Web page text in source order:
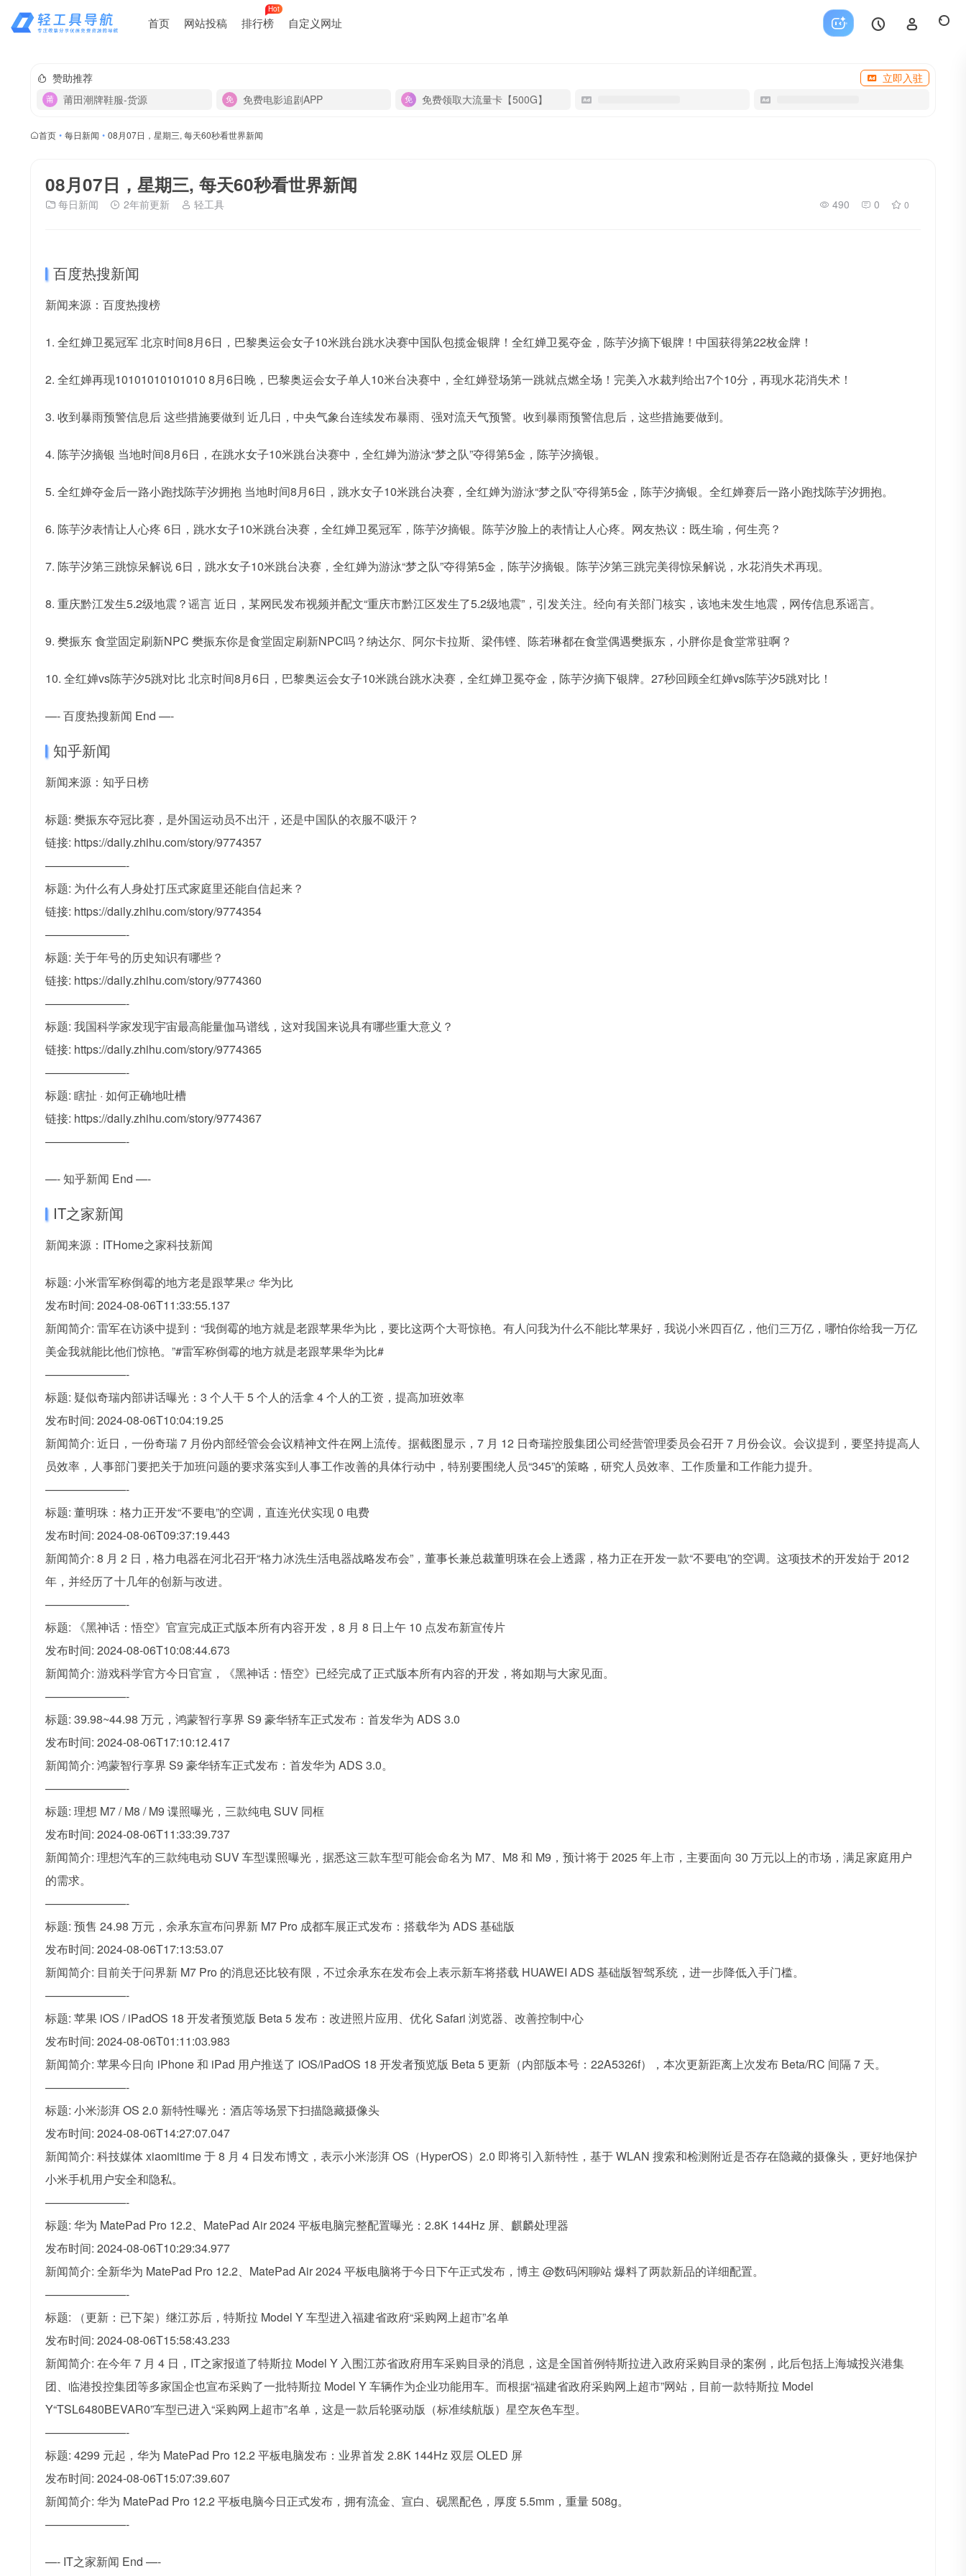
首页 网站投稿 排行榜
Hot
自定义网址
赞助推荐
立即入驻
莆田潮牌鞋服-货源
免费电影追剧APP 免费领取大流量卡【500G】
首页 • 每日新闻 • 08月07日，星期三, 每天60秒看世界新闻
08月07日，星期三, 每天60秒看世界新闻
每日新闻 2年前更新 轻工具 490 0 0
百度热搜新闻
新闻来源：百度热搜榜
1. 全红婵卫冕冠军 北京时间8月6日，巴黎奥运会女子10米跳台跳水决赛中国队包揽金银牌！全红婵卫冕夺金，陈芋汐摘下银牌！中国获得第22枚金牌！
2. 全红婵再现10101010101010 8月6日晚，巴黎奥运会女子单人10米台决赛中，全红婵登场第一跳就点燃全场！完美入水裁判给出7个10分，再现水花消失术！
3. 收到暴雨预警信息后 这些措施要做到 近几日，中央气象台连续发布暴雨、强对流天气预警。收到暴雨预警信息后，这些措施要做到。
4. 陈芋汐摘银 当地时间8月6日，在跳水女子10米跳台决赛中，全红婵为游泳“梦之队”夺得第5金，陈芋汐摘银。
5. 全红婵夺金后一路小跑找陈芋汐拥抱 当地时间8月6日，跳水女子10米跳台决赛，全红婵为游泳“梦之队”夺得第5金，陈芋汐摘银。全红婵赛后一路小跑找陈芋汐拥抱。
6. 陈芋汐表情让人心疼 6日，跳水女子10米跳台决赛，全红婵卫冕冠军，陈芋汐摘银。陈芋汐脸上的表情让人心疼。网友热议：既生瑜，何生亮？
7. 陈芋汐第三跳惊呆解说 6日，跳水女子10米跳台决赛，全红婵为游泳“梦之队”夺得第5金，陈芋汐摘银。陈芋汐第三跳完美得惊呆解说，水花消失术再现。
8. 重庆黔江发生5.2级地震？谣言 近日，某网民发布视频并配文“重庆市黔江区发生了5.2级地震”，引发关注。经向有关部门核实，该地未发生地震，网传信息系谣言。
9. 樊振东 食堂固定刷新NPC 樊振东你是食堂固定刷新NPC吗？纳达尔、阿尔卡拉斯、梁伟铿、陈若琳都在食堂偶遇樊振东，小胖你是食堂常驻啊？
10. 全红婵vs陈芋汐5跳对比 北京时间8月6日，巴黎奥运会女子10米跳台跳水决赛，全红婵卫冕夺金，陈芋汐摘下银牌。27秒回顾全红婵vs陈芋汐5跳对比！
—- 百度热搜新闻 End —-
知乎新闻
新闻来源：知乎日榜
标题: 樊振东夺冠比赛，是外国运动员不出汗，还是中国队的衣服不吸汗？
链接: https://daily.zhihu.com/story/9774357
———————-
标题: 为什么有人身处打压式家庭里还能自信起来？
链接: https://daily.zhihu.com/story/9774354
———————-
标题: 关于年号的历史知识有哪些？
链接: https://daily.zhihu.com/story/9774360
———————-
标题: 我国科学家发现宇宙最高能量伽马谱线，这对我国来说具有哪些重大意义？
链接: https://daily.zhihu.com/story/9774365
———————-
标题: 瞎扯 · 如何正确地吐槽
链接: https://daily.zhihu.com/story/9774367
———————-
—- 知乎新闻 End —-
IT之家新闻
新闻来源：ITHome之家科技新闻
标题: 小米雷军称倒霉的地方老是跟苹果
华为比
发布时间: 2024-08-06T11:33:55.137
新闻简介: 雷军在访谈中提到：“我倒霉的地方就是老跟苹果华为比，要比这两个大哥惊艳。有人问我为什么不能比苹果好，我说小米四百亿，他们三万亿，哪怕你给我一万亿
美金我就能比他们惊艳。”#雷军称倒霉的地方就是老跟苹果华为比#
———————-
标题: 疑似奇瑞内部讲话曝光：3 个人干 5 个人的活拿 4 个人的工资，提高加班效率
发布时间: 2024-08-06T10:04:19.25
新闻简介: 近日，一份奇瑞 7 月份内部经管会会议精神文件在网上流传。据截图显示，7 月 12 日奇瑞控股集团公司经营管理委员会召开 7 月份会议。会议提到，要坚持提高人
员效率，人事部门要把关于加班问题的要求落实到人事工作改善的具体行动中，特别要围绕人员“345”的策略，研究人员效率、工作质量和工作能力提升。
———————-
标题: 董明珠：格力正开发“不要电”的空调，直连光伏实现 0 电费
发布时间: 2024-08-06T09:37:19.443
新闻简介: 8 月 2 日，格力电器在河北召开“格力冰洗生活电器战略发布会”，董事长兼总裁董明珠在会上透露，格力正在开发一款“不要电”的空调。这项技术的开发始于 2012
年，并经历了十几年的创新与改进。
———————-
标题: 《黑神话：悟空》官宣完成正式版本所有内容开发，8 月 8 日上午 10 点发布新宣传片
发布时间: 2024-08-06T10:08:44.673
新闻简介: 游戏科学官方今日官宣，《黑神话：悟空》已经完成了正式版本所有内容的开发，将如期与大家见面。
———————-
标题: 39.98~44.98 万元，鸿蒙智行享界 S9 豪华轿车正式发布：首发华为 ADS 3.0
发布时间: 2024-08-06T17:10:12.417
新闻简介: 鸿蒙智行享界 S9 豪华轿车正式发布：首发华为 ADS 3.0。
———————-
标题: 理想 M7 / M8 / M9 谍照曝光，三款纯电 SUV 同框
发布时间: 2024-08-06T11:33:39.737
新闻简介: 理想汽车的三款纯电动 SUV 车型谍照曝光，据悉这三款车型可能会命名为 M7、M8 和 M9，预计将于 2025 年上市，主要面向 30 万元以上的市场，满足家庭用户
的需求。
———————-
标题: 预售 24.98 万元，余承东宣布问界新 M7 Pro 成都车展正式发布：搭载华为 ADS 基础版
发布时间: 2024-08-06T17:13:53.07
新闻简介: 目前关于问界新 M7 Pro 的消息还比较有限，不过余承东在发布会上表示新车将搭载 HUAWEI ADS 基础版智驾系统，进一步降低入手门槛。
———————-
标题: 苹果 iOS / iPadOS 18 开发者预览版 Beta 5 发布：改进照片应用、优化 Safari 浏览器、改善控制中心
发布时间: 2024-08-06T01:11:03.983
新闻简介: 苹果今日向 iPhone 和 iPad 用户推送了 iOS/iPadOS 18 开发者预览版 Beta 5 更新（内部版本号：22A5326f），本次更新距离上次发布 Beta/RC 间隔 7 天。
———————-
标题: 小米澎湃 OS 2.0 新特性曝光：酒店等场景下扫描隐藏摄像头
发布时间: 2024-08-06T14:27:07.047
新闻简介: 科技媒体 xiaomitime 于 8 月 4 日发布博文，表示小米澎湃 OS（HyperOS）2.0 即将引入新特性，基于 WLAN 搜索和检测附近是否存在隐藏的摄像头，更好地保护
小米手机用户安全和隐私。
———————-
标题: 华为 MatePad Pro 12.2、MatePad Air 2024 平板电脑完整配置曝光：2.8K 144Hz 屏、麒麟处理器
发布时间: 2024-08-06T10:29:34.977
新闻简介: 全新华为 MatePad Pro 12.2、MatePad Air 2024 平板电脑将于今日下午正式发布，博主 @数码闲聊站 爆料了两款新品的详细配置。
———————-
标题: （更新：已下架）继江苏后，特斯拉 Model Y 车型进入福建省政府“采购网上超市”名单
发布时间: 2024-08-06T15:58:43.233
新闻简介: 在今年 7 月 4 日，IT之家报道了特斯拉 Model Y 入围江苏省政府用车采购目录的消息，这是全国首例特斯拉进入政府采购目录的案例，此后包括上海城投兴港集
团、临港投控集团等多家国企也宣布采购了一批特斯拉 Model Y 车辆作为企业功能用车。而根据“福建省政府采购网上超市”网站，目前一款特斯拉 Model
Y“TSL6480BEVAR0”车型已进入“采购网上超市”名单，这是一款后轮驱动版（标准续航版）星空灰色车型。
———————-
标题: 4299 元起，华为 MatePad Pro 12.2 平板电脑发布：业界首发 2.8K 144Hz 双层 OLED 屏
发布时间: 2024-08-06T15:07:39.607
新闻简介: 华为 MatePad Pro 12.2 平板电脑今日正式发布，拥有流金、宣白、砚黑配色，厚度 5.5mm，重量 508g。
———————-
—- IT之家新闻 End —-